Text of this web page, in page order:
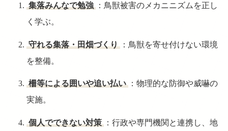
集落みんなで勉強
：鳥獣被害のメカニニズムを正し
く学ぶ。
守れる集落・田畑づくり
：鳥獣を寄せ付けない環境
を整備。
柵等による囲いや追い払い
：物理的な防御や威嚇の
実施。
個人でできない対策
：行政や専門機関と連携し、地